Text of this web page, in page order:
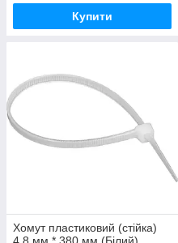
Купити
Хомут пластиковий (стійка)